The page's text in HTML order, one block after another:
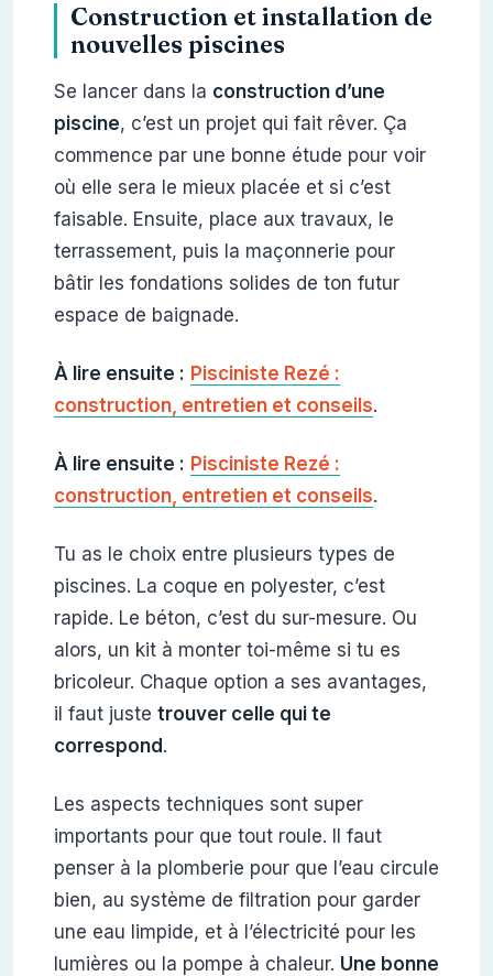
Construction et installation de
nouvelles piscines
Se lancer dans la construction d’une
piscine, c’est un projet qui fait rêver. Ça
commence par une bonne étude pour voir
où elle sera le mieux placée et si c’est
faisable. Ensuite, place aux travaux, le
terrassement, puis la maçonnerie pour
bâtir les fondations solides de ton futur
espace de baignade.
À lire ensuite : Pisciniste Rezé :
construction, entretien et conseils.
À lire ensuite : Pisciniste Rezé :
construction, entretien et conseils.
Tu as le choix entre plusieurs types de
piscines. La coque en polyester, c’est
rapide. Le béton, c’est du sur-mesure. Ou
alors, un kit à monter toi-même si tu es
bricoleur. Chaque option a ses avantages,
il faut juste trouver celle qui te
correspond.
Les aspects techniques sont super
importants pour que tout roule. Il faut
penser à la plomberie pour que l’eau circule
bien, au système de filtration pour garder
une eau limpide, et à l’électricité pour les
lumières ou la pompe à chaleur. Une bonne